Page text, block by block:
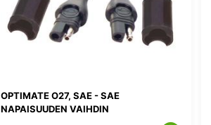
OPTIMATE O27, SAE - SAE
NAPAISUUDEN VAIHDIN